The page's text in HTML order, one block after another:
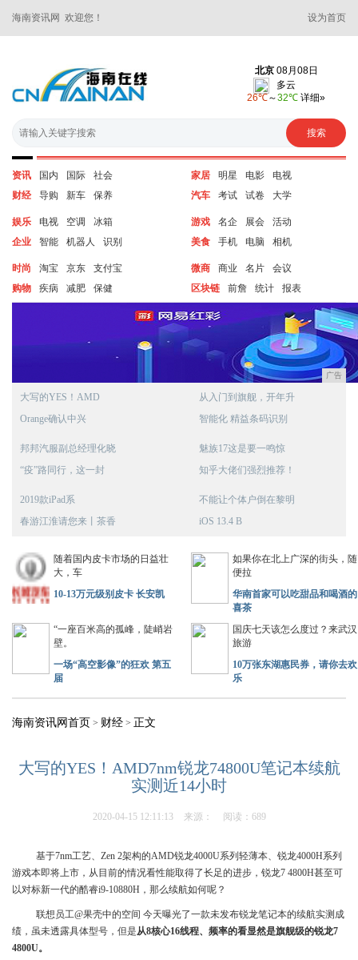
海南资讯网 欢迎您！ 设为首页
资讯 国内 国际
社会
财经
导购 新车 保养
家居 明星 电影
电视
汽车
考试 试卷 大学
娱乐 电视 空调
冰箱
企业
智能 机器人 识别
游戏 名企 展会
活动
美食
手机 电脑 相机
时尚 淘宝 京东
支付宝
购物
疾病 减肥 保健
微商 商业 名片
会议
区块链
前詹 统计 报表
广告
大写的YES！AMD
Orange确认中兴
从入门到旗舰，开年升
智能化 精益条码识别
邦邦汽服副总经理化晓
“疫”路同行，这一封
魅族17这是要一鸣惊
知乎大佬们强烈推荐！
2019款iPad系
春游江淮请您来丨茶香
不能让个体户倒在黎明
iOS 13.4 B
随着国内皮卡市场的日益壮
大，车
10-13万元级别皮卡 长安凯
如果你在北上广深的街头，随
便拉
华南首家可以吃甜品和喝酒的
喜茶
“一座百米高的孤峰，陡峭岩
壁。
一场“高空影像”的狂欢 第五
届
国庆七天该怎么度过？来武汉
旅游
10万张东湖惠民券，请你去欢
乐
海南资讯网首页 > 财经 > 正文
大写的YES！AMD7nm锐龙74800U笔记本续航
实测近14小时
2020-04-15 12:11:13 来源： 阅读：689
基于7nm工艺、Zen 2架构的AMD锐龙4000U系列轻薄本、锐龙4000H系列
游戏本即将上市，从目前的情况看性能取得了长足的进步，锐龙7 4800H甚至可
以对标新一代的酷睿i9-10880H，那么续航如何呢？
联想员工@果壳中的空间 今天曝光了一款未发布锐龙笔记本的续航实测成
绩，虽未透露具体型号，但是从8核心16线程、频率的看显然是旗舰级的锐龙7
4800U。